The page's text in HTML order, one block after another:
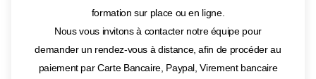
formation sur place ou en ligne.
Nous vous invitons à contacter notre équipe pour
demander un rendez-vous à distance, afin de procéder au
paiement par Carte Bancaire, Paypal, Virement bancaire